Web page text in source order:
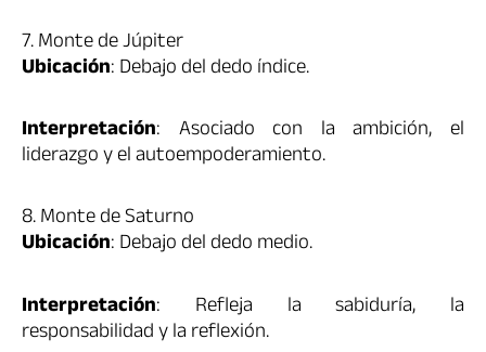
7. Monte de Júpiter
Ubicación: Debajo del dedo índice.
Interpretación: Asociado con la ambición, el
liderazgo y el autoempoderamiento.
8. Monte de Saturno
Ubicación: Debajo del dedo medio.
Interpretación: Refleja la sabiduría, la
responsabilidad y la reflexión.